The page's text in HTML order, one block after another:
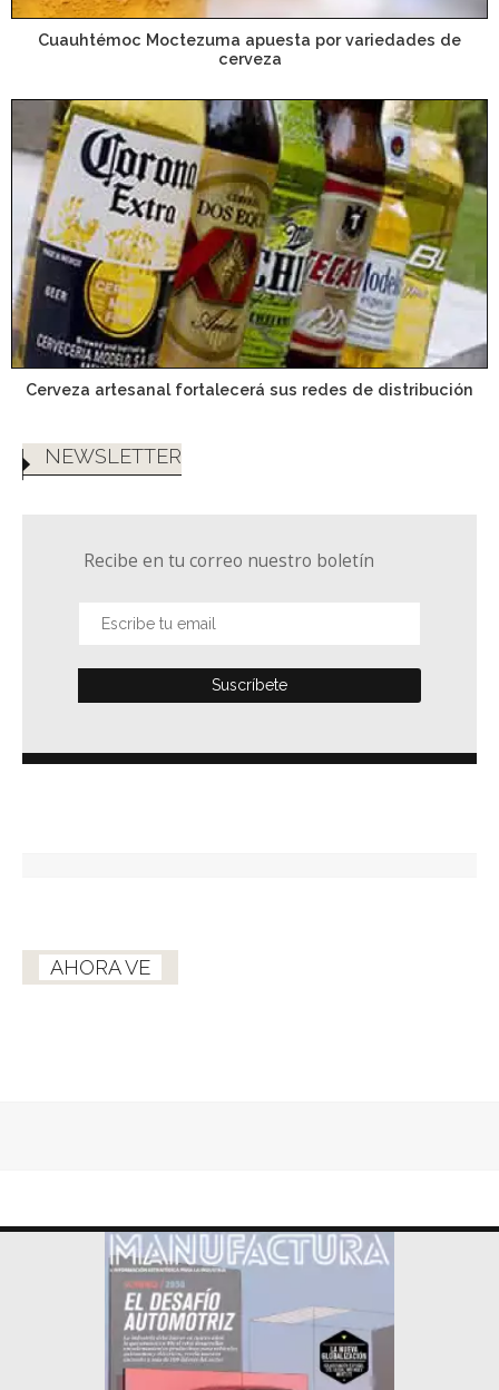
Cuauhtémoc Moctezuma apuesta por variedades de
cerveza
Cerveza artesanal fortalecerá sus redes de distribución
NEWSLETTER
Recibe en tu correo nuestro boletín
AHORA VE